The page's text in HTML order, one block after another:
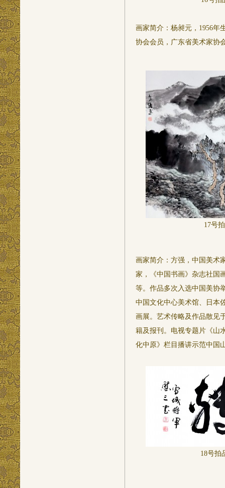
画家简介：杨昶元，1956年
协会会员，广东省美术家协
17号
画家简介：方强，中国美术
家，《中国书画》杂志社国
等。作品多次入选中国美协
中国文化中心美术馆、日本
画展。艺术传略及作品散见
籍及报刊。电视专题片《山
化中原》栏目播讲示范中国
18号拍